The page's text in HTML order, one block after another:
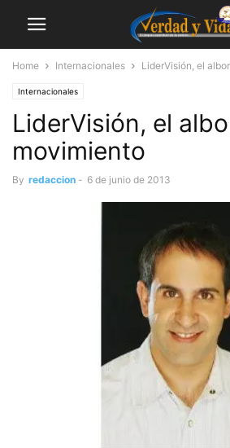
Home Internacionales LiderVisión, el
Internacionales
LiderVisión, el
movimiento
By redaccion - 6 de junio de 2013